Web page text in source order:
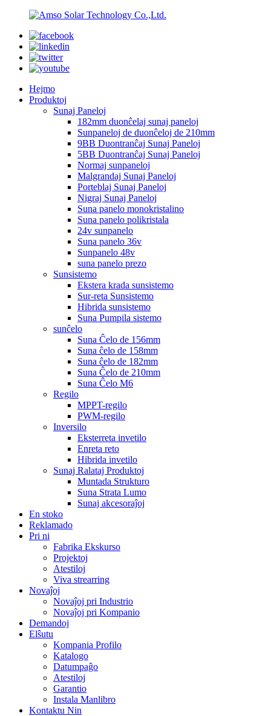
Hejmo
Produktoj
Sunaj Paneloj
182mm duonĉelaj sunaj paneloj
Sunpaneloj de duonĉeloj de 210mm
9BB Duontranĉaj Sunaj Paneloj
5BB Duontranĉaj Sunaj Paneloj
Normaj sunpaneloj
Malgrandaj Sunaj Paneloj
Porteblaj Sunaj Paneloj
Nigraj Sunaj Paneloj
Suna panelo monokristalino
Suna panelo polikristala
24v sunpanelo
Suna panelo 36v
Sunpanelo 48v
suna panelo prezo
Sunsistemo
Ekstera krada sunsistemo
Sur-reta Sunsistemo
Hibrida sunsistemo
Suna Pumpila sistemo
sunĉelo
Suna Ĉelo de 156mm
Suna ĉelo de 158mm
Suna ĉelo de 182mm
Suna Ĉelo de 210mm
Suna Ĉelo M6
Regilo
MPPT-regilo
PWM-regilo
Inversilo
Eksterreta invetilo
Enreta reto
Hibrida invetilo
Sunaj Ralataj Produktoj
Muntada Strukturo
Suna Strata Lumo
Sunaj akcesoraĵoj
En stoko
Reklamado
Pri ni
Fabrika Ekskurso
Projektoj
Atestiloj
Viva strearring
Novaĵoj
Novaĵoj pri Industrio
Novaĵoj pri Kompanio
Demandoj
Elŝutu
Kompania Profilo
Katalogo
Datumpaĝo
Atestiloj
Garantio
Instala Manlibro
Kontaktu Nin